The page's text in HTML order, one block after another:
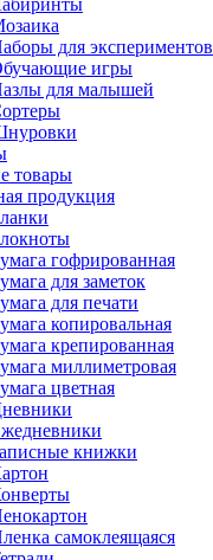
для экспериментов
игры
для малышей
товары
продукция
гофрированная
для заметок
для печати
копировальная
крепированная
миллиметровая
цветная
книжки
самоклеящаяся